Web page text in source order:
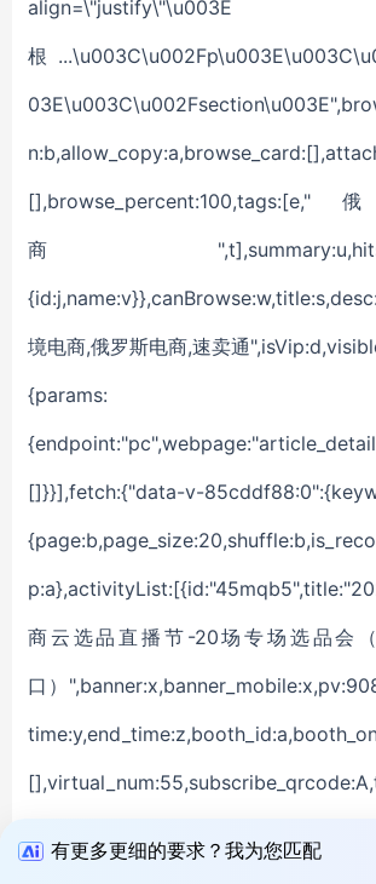
有更多更细的要求？我为您匹配